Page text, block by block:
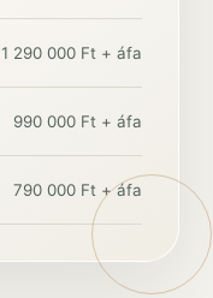
1 290 000 Ft + áfa
990 000 Ft + áfa
790 000 Ft + áfa